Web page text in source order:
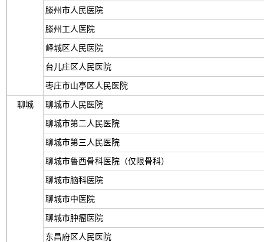
滕州市人民医院
滕州工人医院
峄城区人民医院
台儿庄区人民医院
枣庄市山亭区人民医院
聊城
聊城市人民医院
聊城市第二人民医院
聊城市第三人民医院
聊城市鲁西骨科医院（仅限骨科）
聊城市脑科医院
聊城市中医院
聊城市肿瘤医院
东昌府区人民医院